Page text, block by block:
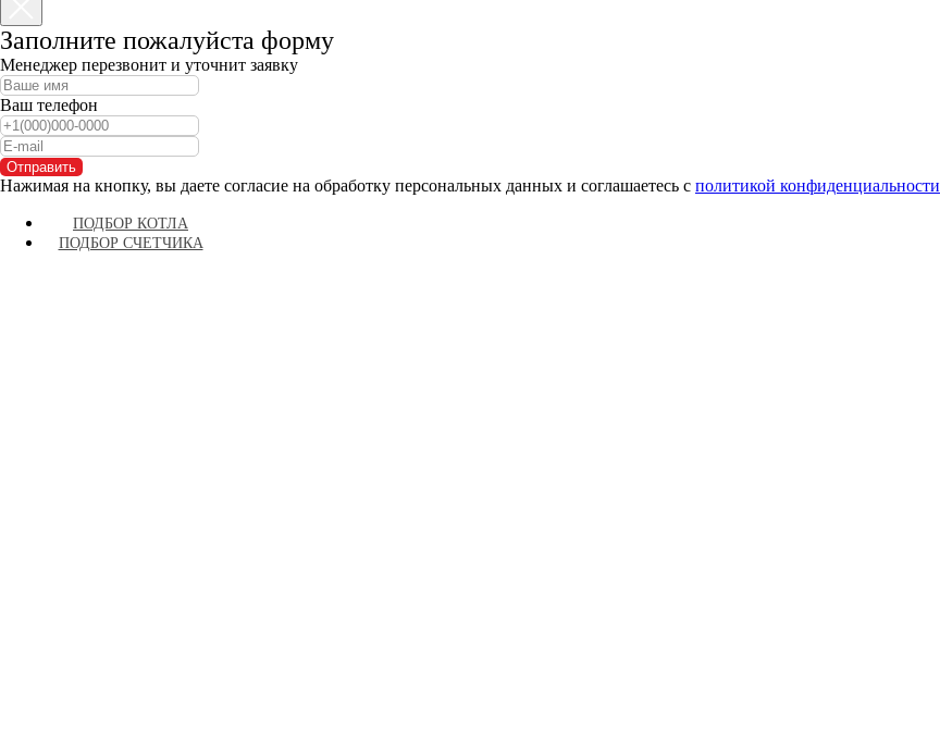
Заполните пожалуйста форму
Менеджер перезвонит и уточнит заявку
Ваш телефон
Отправить
Нажимая на кнопку, вы даете согласие на обработку персональных данных и соглашаетесь c политикой конфиденциальности
ПОДБОР КОТЛА
ПОДБОР СЧЕТЧИКА